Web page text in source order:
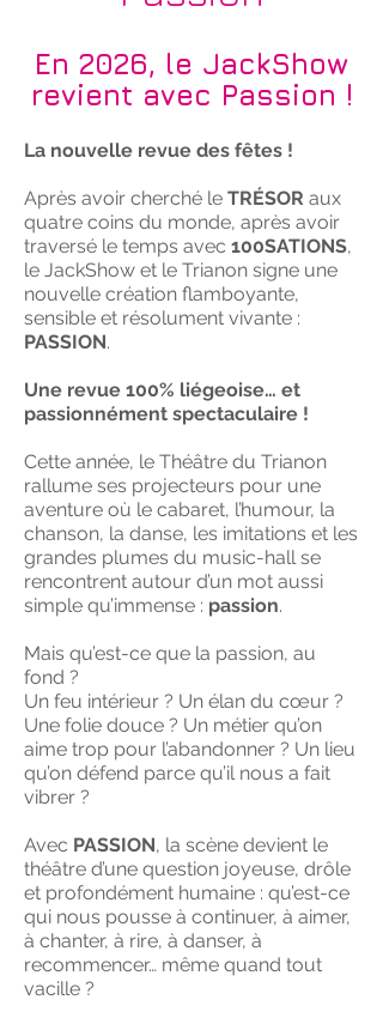
En 2026, le JackShow
revient avec Passion !
La nouvelle revue des fêtes !
Après avoir cherché le TRÉSOR aux
quatre coins du monde, après avoir
traversé le temps avec 100SATIONS,
le JackShow et le Trianon signe une
nouvelle création flamboyante,
sensible et résolument vivante :
PASSION.
Une revue 100% liégeoise… et
passionnément spectaculaire !
Cette année, le Théâtre du Trianon
rallume ses projecteurs pour une
aventure où le cabaret, l’humour, la
chanson, la danse, les imitations et les
grandes plumes du music-hall se
rencontrent autour d’un mot aussi
simple qu’immense : passion.
Mais qu’est-ce que la passion, au
fond ?
Un feu intérieur ? Un élan du cœur ?
Une folie douce ? Un métier qu’on
aime trop pour l’abandonner ? Un lieu
qu’on défend parce qu’il nous a fait
vibrer ?
Avec PASSION, la scène devient le
théâtre d’une question joyeuse, drôle
et profondément humaine : qu’est-ce
qui nous pousse à continuer, à aimer,
à chanter, à rire, à danser, à
recommencer… même quand tout
vacille ?